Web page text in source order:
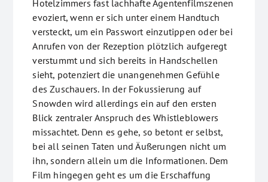
Hotelzimmers fast lachhafte Agentenfilmszenen
evoziert, wenn er sich unter einem Handtuch
versteckt, um ein Passwort einzutippen oder bei
Anrufen von der Rezeption plötzlich aufgeregt
verstummt und sich bereits in Handschellen
sieht, potenziert die unangenehmen Gefühle
des Zuschauers. In der Fokussierung auf
Snowden wird allerdings ein auf den ersten
Blick zentraler Anspruch des Whistleblowers
missachtet. Denn es gehe, so betont er selbst,
bei all seinen Taten und Äußerungen nicht um
ihn, sondern allein um die Informationen. Dem
Film hingegen geht es um die Erschaffung